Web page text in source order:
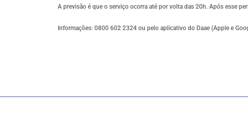
A previsão é que o serviço ocorra até por volta das 20h. Após esse
Informações: 0800 602 2324 ou pelo aplicativo do Daae (Apple e